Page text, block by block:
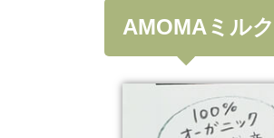
AMOMAミル